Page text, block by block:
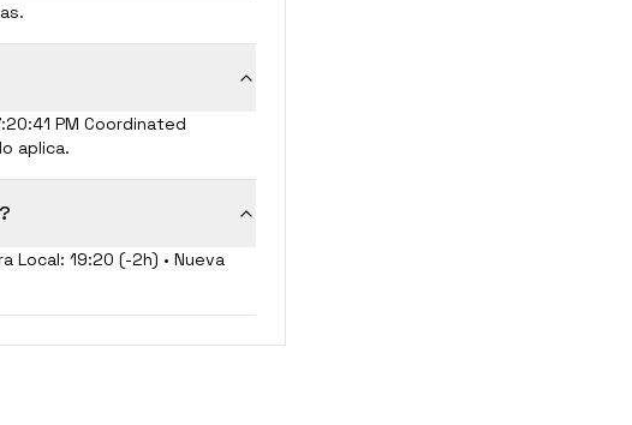
PM Coordinated
aplica.
Local: 19:20 (-2h) • Nueva